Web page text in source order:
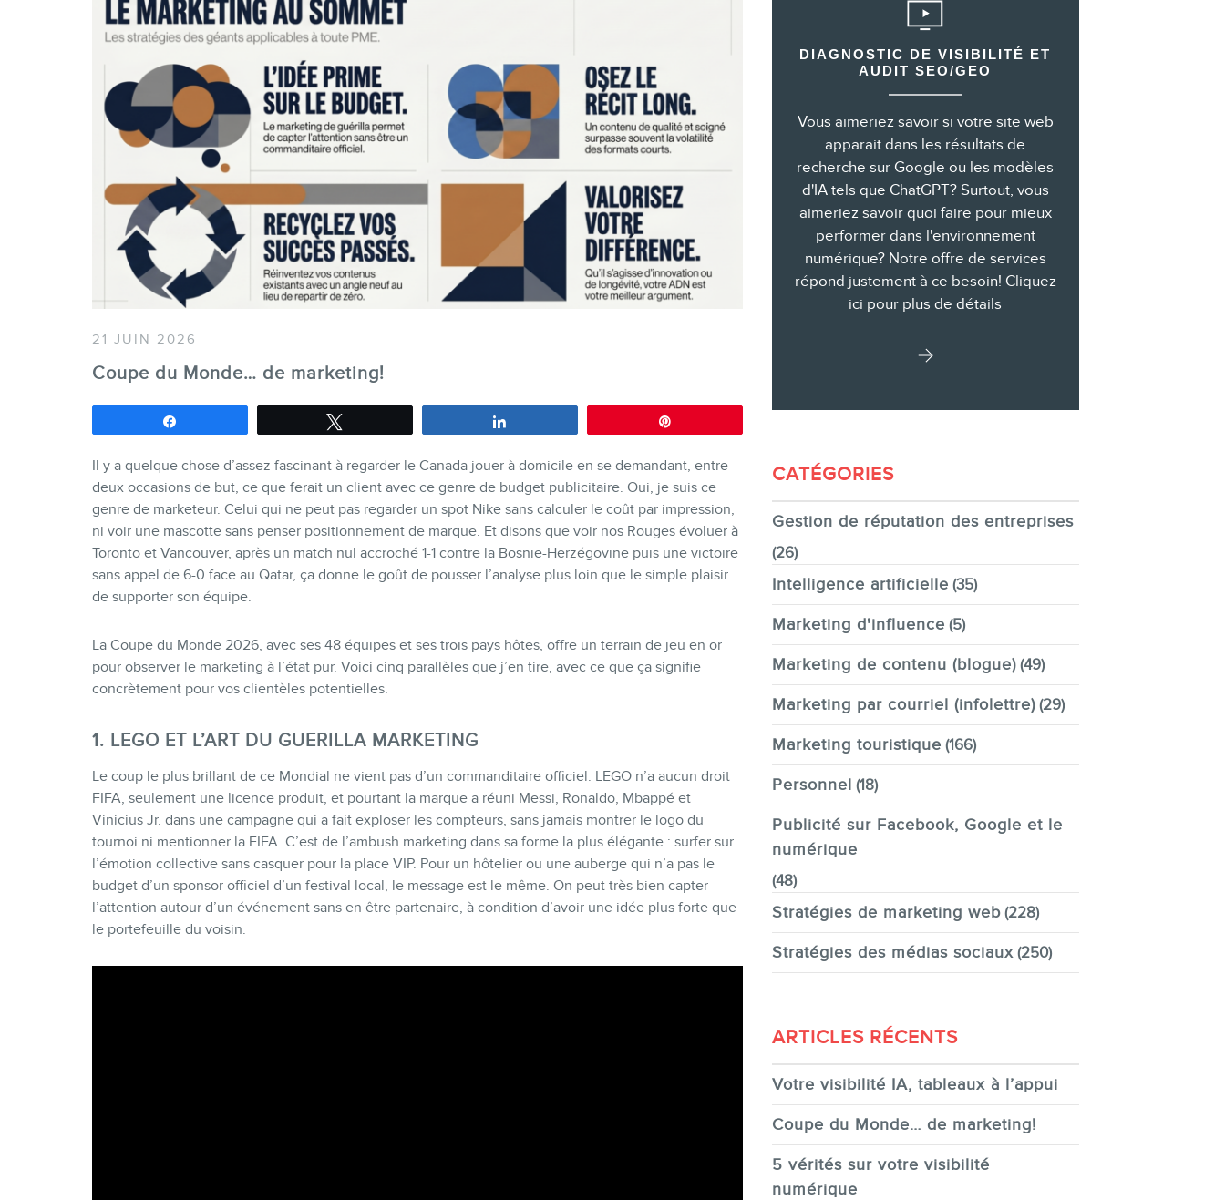
Consultations
Audits web (SEO) et IA (GEO)
Ebooks
BOUTIQUE
CONTACT
MEMBRES
INFOLETTRE
21 JUIN 2026
Coupe du Monde… de marketing!
Il y a quelque chose d’assez fascinant à regarder le Canada jouer à domicile en se demandant, entre
deux occasions de but, ce que ferait un client avec ce genre de budget publicitaire. Oui, je suis ce
genre de marketeur. Celui qui ne peut pas regarder un spot Nike sans calculer le coût par impression,
ni voir une mascotte sans penser positionnement de marque. Et disons que voir nos Rouges évoluer à
Toronto et Vancouver, après un match nul accroché 1-1 contre la Bosnie-Herzégovine puis une victoire
sans appel de 6-0 face au Qatar, ça donne le goût de pousser l’analyse plus loin que le simple plaisir
de supporter son équipe.
La Coupe du Monde 2026, avec ses 48 équipes et ses trois pays hôtes, offre un terrain de jeu en or
pour observer le marketing à l’état pur. Voici cinq parallèles que j’en tire, avec ce que ça signifie
concrètement pour vos clientèles potentielles.
1. LEGO ET L’ART DU GUERILLA MARKETING
Le coup le plus brillant de ce Mondial ne vient pas d’un commanditaire officiel. LEGO n’a aucun droit
FIFA, seulement une licence produit, et pourtant la marque a réuni Messi, Ronaldo, Mbappé et
Vinicius Jr. dans une campagne qui a fait exploser les compteurs, sans jamais montrer le logo du
tournoi ni mentionner la FIFA. C’est de l’ambush marketing dans sa forme la plus élégante : surfer sur
l’émotion collective sans casquer pour la place VIP. Pour un hôtelier ou une auberge qui n’a pas le
budget d’un sponsor officiel d’un festival local, le message est le même. On peut très bien capter
l’attention autour d’un événement sans en être partenaire, à condition d’avoir une idée plus forte que
le portefeuille du voisin.
DIAGNOSTIC DE VISIBILITÉ ET
AUDIT SEO/GEO
Vous aimeriez savoir si votre site web
apparait dans les résultats de
recherche sur Google ou les modèles
d'IA tels que ChatGPT? Surtout, vous
aimeriez savoir quoi faire pour mieux
performer dans l'environnement
numérique? Notre offre de services
répond justement à ce besoin! Cliquez
ici pour plus de détails
CATÉGORIES
Gestion de réputation des entreprises
(26)
Intelligence artificielle (35)
Marketing d'influence (5)
Marketing de contenu (blogue)(49)
Marketing par courriel (infolettre)(29)
Marketing touristique (166)
Personnel (18)
Publicité sur Facebook, Google et le
numérique
(48)
Stratégies de marketing web(228)
Stratégies des médias sociaux(250)
ARTICLES RÉCENTS
Votre visibilité IA, tableaux à l’appui
Coupe du Monde… de marketing!
5 vérités sur votre visibilité
numérique